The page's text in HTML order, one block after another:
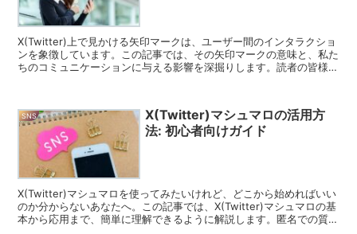
X(Twitter)上で見かける矢印マークは、ユーザー間のインタラクショ
ンを象徴しています。この記事では、その矢印マークの意味と、私た
ちのコミュニケーションに与える影響を深掘りします。読者の皆様と
SNS
X(Twitter)マシュマロの活用方
法: 初心者向けガイド
X(Twitter)マシュマロを使ってみたいけれど、どこから始めればいい
のか分からないあなたへ。この記事では、X(Twitter)マシュマロの基
本から応用まで、簡単に理解できるように解説します。匿名での質問